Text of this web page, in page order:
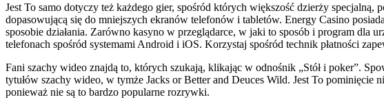
Jest To samo dotyczy też każdego gier, spośród których większość dzierży specjalną,
dopasowującą się do mniejszych ekranów telefonów i tabletów. Energy Casino
sposobie działania. Zarówno kasyno w przeglądarce, w jaki to sposób i program dla
telefonach spośród systemami Android i iOS. Korzystaj spośród technik płatności
Fani szachy wideo znajdą to, których szukają, klikając w odnośnik „Stół i poker”.
tytułów szachy wideo, w tymże Jacks or Better and Deuces Wild. Jest To pominięcie
ponieważ nie są to bardzo popularne rozrywki.